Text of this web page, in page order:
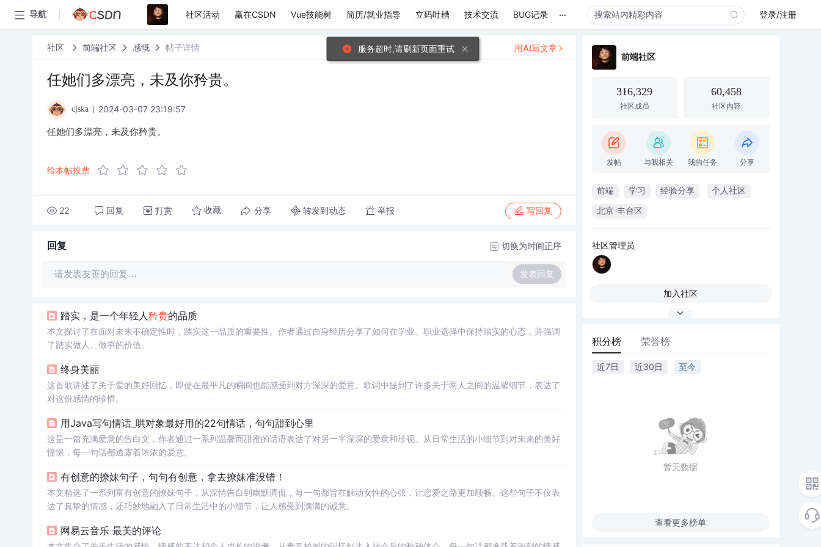
导航 社区活动 赢在CSDN Vue技能树 简历/就业指导 立码吐槽 技术交流 BUG记录 ... 登录/注册
社区 前端社区 感慨 帖子详情
任她们多漂亮，未及你矜贵。
cjska 2024-03-07 23:19:57
任她们多漂亮，未及你矜贵。
给本帖投票
22 回复 打赏 收藏 分享 转发到动态 举报 写回复
用AI写文章
回复 切换为时间正序
请发表友善的回复… 发表回复
踏实，是一个年轻人矜贵的品质
本文探讨了在面对未来不确定性时，踏实这一品质的重要性。作者通过自身经历分享了如何在学业、职业选择中保持踏实的心态，并强调
了踏实做人、做事的价值。
终身美丽
这首歌讲述了关于爱的美好回忆，即使在最平凡的瞬间也能感受到对方深深的爱意。歌词中提到了许多关于两人之间的温馨细节，表达了
对这份感情的珍惜。
用Java写句情话_哄对象最好用的22句情话，句句甜到心里
这是一篇充满爱意的告白文，作者通过一系列温馨而甜蜜的话语表达了对另一半深深的爱意和珍视。从日常生活的小细节到对未来的美好
憧憬，每一句话都透露着浓浓的爱意。
有创意的撩妹句子，句句有创意，拿去撩妹准没错！
本文精选了一系列富有创意的撩妹句子，从深情告白到幽默调侃，每一句都旨在触动女性的心弦，让恋爱之路更加顺畅。这些句子不仅表
达了真挚的情感，还巧妙地融入了日常生活中的小细节，让人感受到满满的诚意。
网易云音乐 最美的评论
前端社区
316,329
社区成员
60,458
社区内容
发帖 与我相关 我的任务 分享
前端 学习 经验分享 个人社区
北京·丰台区
社区管理员
加入社区
积分榜 荣誉榜
近7日 近30日 至今
暂无数据
查看更多榜单
服务超时,请刷新页面重试